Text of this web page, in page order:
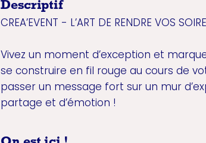
Descriptif
CREA’EVENT - L’ART DE RENDRE VOS
Vivez un moment d’exception et
se construire en fil rouge au cours de
passer un message fort sur un mur
partage et d’émotion !